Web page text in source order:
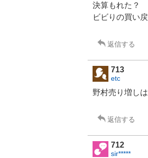
決算もれた？
ビビりの買い戻
返信する
713
etc
野村売り増し
返信する
712
sir*****